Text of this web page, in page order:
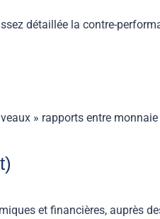
détaillée la contre-
» rapports entre monnaie
et financières, auprès